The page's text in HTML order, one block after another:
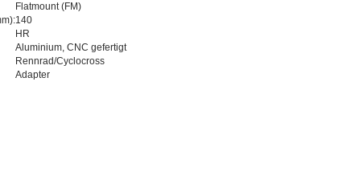
Flatmount (FM)
140
HR
Aluminium, CNC gefertigt
Rennrad/Cyclocross
Adapter